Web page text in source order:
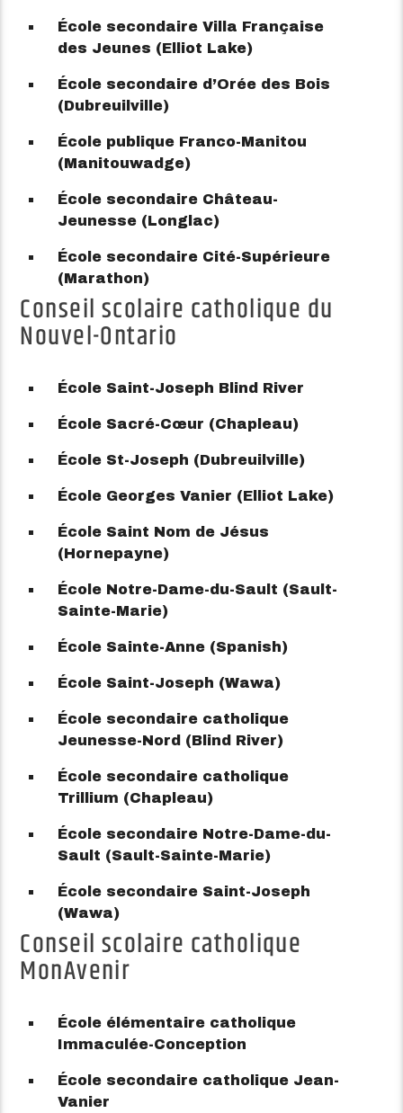
École secondaire Villa Française
des Jeunes (Elliot Lake)
École secondaire d’Orée des Bois
(Dubreuilville)
École publique Franco-Manitou
(Manitouwadge)
École secondaire Château-
Jeunesse (Longlac)
École secondaire Cité-Supérieure
(Marathon)
Conseil scolaire catholique du
Nouvel-Ontario
École Saint-Joseph Blind River
École Sacré-Cœur (Chapleau)
École St-Joseph (Dubreuilville)
École Georges Vanier (Elliot Lake)
École Saint Nom de Jésus
(Hornepayne)
École Notre-Dame-du-Sault (Sault-
Sainte-Marie)
École Sainte-Anne (Spanish)
École Saint-Joseph (Wawa)
École secondaire catholique
Jeunesse-Nord (Blind River)
École secondaire catholique
Trillium (Chapleau)
École secondaire Notre-Dame-du-
Sault (Sault-Sainte-Marie)
École secondaire Saint-Joseph
(Wawa)
Conseil scolaire catholique
MonAvenir
École élémentaire catholique
Immaculée-Conception
École secondaire catholique Jean-
Vanier